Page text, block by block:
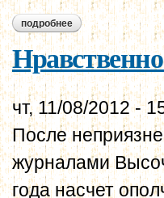
подробнее о нравственно-
чт, 11/08/2012 -
После
журналами
года насчет